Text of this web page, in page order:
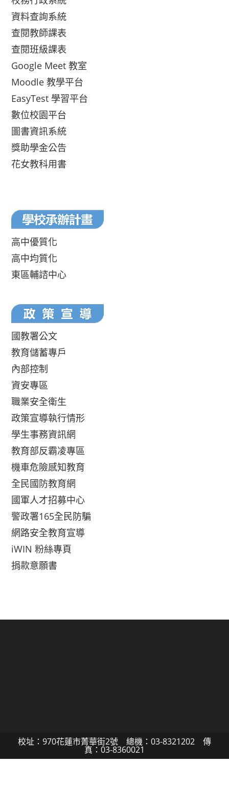
資料查詢系統
查閱教師課表
查閱班級課表
Google Meet 教室
Moodle 教學平台
EasyTest 學習平台
數位校園平台
圖書資訊系統
獎助學金公告
花女教科用書
高中優質化
高中均質化
東區輔諮中心
國教署公文
教育儲蓄專戶
內部控制
資安專區
職業安全衛生
政策宣導執行情形
學生事務資訊網
教育部反霸凌專區
機車危險感知教育
全民國防教育網
國軍人才招募中心
警政署165全民防騙
網路安全教育宣導
iWIN 粉絲專頁
捐款意願書
校址：970花蓮市菁華街2號 總機：03-8321202 傳
真：03-8360021